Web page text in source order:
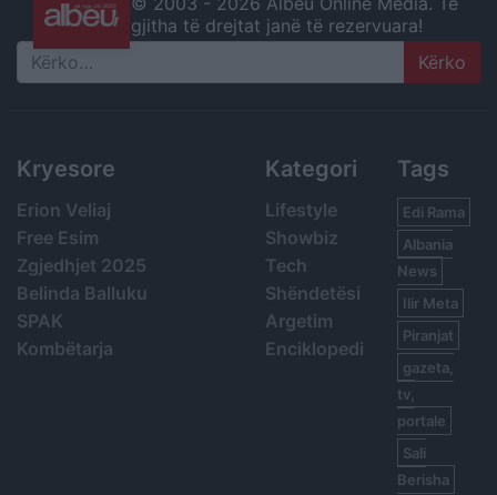
gjitha të drejtat janë të rezervuara!
Search
Kryesore
Erion Veliaj
Free Esim
Zgjedhjet 2025
Belinda Balluku
SPAK
Kombëtarja
Kategori
Lifestyle
Showbiz
Tech
Shëndetësi
Argetim
Enciklopedi
Tags
Edi Rama
Albania
News
Ilir Meta
Piranjat
gazeta,
tv,
portale
Sali
Berisha